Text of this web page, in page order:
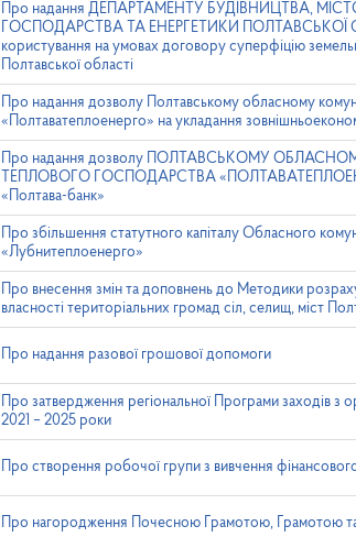
Про надання ДЕПАРТАМЕНТУ БУДІВНИЦТВА,
ГОСПОДАРСТВА ТА ЕНЕРГЕТИКИ ПОЛТАВСЬКОЇ
користування на умовах договору суперфіцію
Полтавської області
Про надання дозволу Полтавському обласному
«Полтаватеплоенерго» на укладання
Про надання дозволу ПОЛТАВСЬКОМУ
ТЕПЛОВОГО ГОСПОДАРСТВА
«Полтава-банк»
Про збільшення статутного капіталу Обласного
«Лубнитеплоенерго»
Про внесення змін та доповнень до Методики
власності територіальних громад сіл, селищ, міст
Про надання разової грошової допомоги
Про затвердження регіональної Програми заходів з
2021 – 2025 роки
Про створення робочої групи з вивчення
Про нагородження Почесною Грамотою, Грамотою